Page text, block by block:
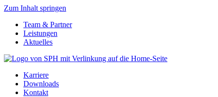
Zum Inhalt springen
Team & Partner
Leistungen
Aktuelles
Karriere
Downloads
Kontakt